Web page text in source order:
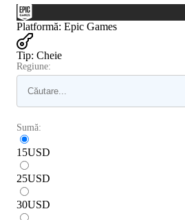
Platformă: Epic Games
Tip: Cheie
Regiune:
Sumă:
15USD
25USD
30USD